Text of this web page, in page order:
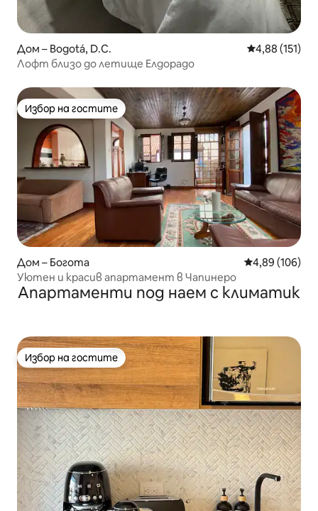
Дом – Bogotá, D.C. Средна
4,88 (151)
Лофт близо до летище Елдорадо
Избор на гостите
Избор на гостите
Дом – Богота Средна
4,89 (106)
Уютен и красив апартамент в Чапинеро
Апартаменти под наем с климатик
Избор на гостите
Избор на гостите